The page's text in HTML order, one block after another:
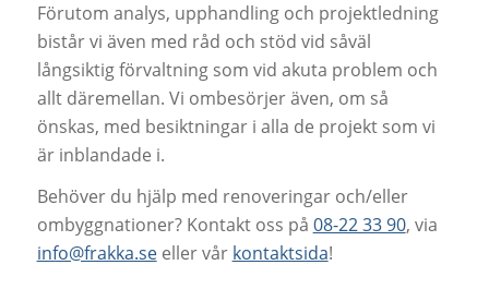
Förutom analys, upphandling och projektledning
bistår vi även med råd och stöd vid såväl
långsiktig förvaltning som vid akuta problem och
allt däremellan. Vi ombesörjer även, om så
önskas, med besiktningar i alla de projekt som vi
är inblandade i.
Behöver du hjälp med renoveringar och/eller
ombyggnationer? Kontakt oss på 08-22 33 90, via
info@frakka.seeller vår kontaktsida!